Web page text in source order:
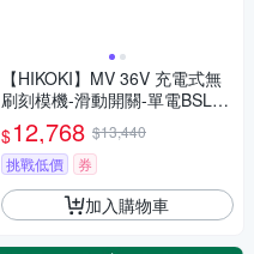
【HIKOKI】MV 36V 充電式無
刷刻模機-滑動開關-單電BSL36
A18X(GP36DA)
$12,768 $13,440
挑戰低價
券
加入購物車